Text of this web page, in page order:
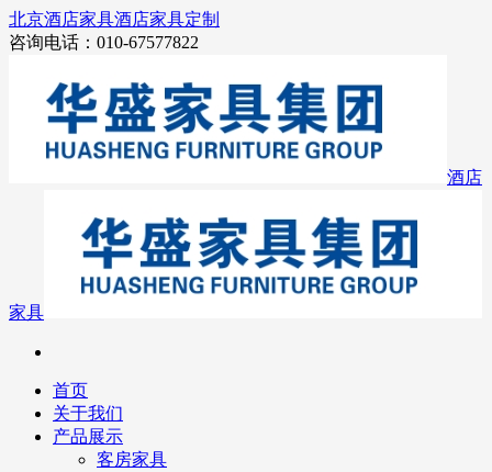
北京酒店家具酒店家具定制
咨询电话：010-67577822
酒店
家具
首页
关于我们
产品展示
客房家具